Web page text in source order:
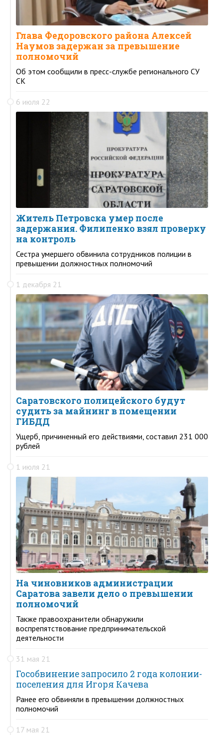
Глава Федоровского района Алексей
Наумов задержан за превышение
полномочий
Об этом сообщили в пресс-службе регионального СУ
СК
6 июля 22
Житель Петровска умер после
задержания. Филипенко взял проверку
на контроль
Сестра умершего обвинила сотрудников полиции в
превышении должностных полномочий
1 декабря 21
Саратовского полицейского будут
судить за майнинг в помещении
ГИБДД
Ущерб, причиненный его действиями, составил 231 000
рублей
1 июля 21
На чиновников администрации
Саратова завели дело о превышении
полномочий
Также правоохранители обнаружили
воспрепятствование предпринимательской
деятельности
31 мая 21
Гособвинение запросило 2 года колонии-
поселения для Игоря Качева
Ранее его обвиняли в превышении должностных
полномочий
17 мая 21